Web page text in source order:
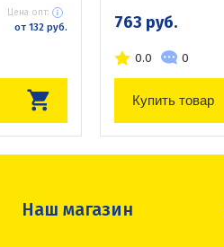
Цена опт:
от 132 руб. 763 руб.
0.0 0
Купить товар
Наш магазин